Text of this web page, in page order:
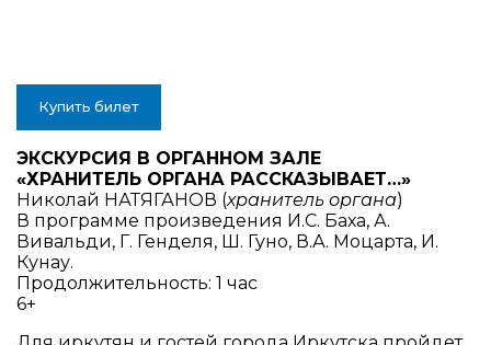
Купить билет
ЭКСКУРСИЯ В ОРГАННОМ ЗАЛЕ
«ХРАНИТЕЛЬ ОРГАНА РАССКАЗЫВАЕТ…»
Николай НАТЯГАНОВ (хранитель органа)
В программе произведения И.С. Баха, А.
Вивальди, Г. Генделя, Ш. Гуно, В.А. Моцарта, И.
Кунау.
Продолжительность: 1 час
6+